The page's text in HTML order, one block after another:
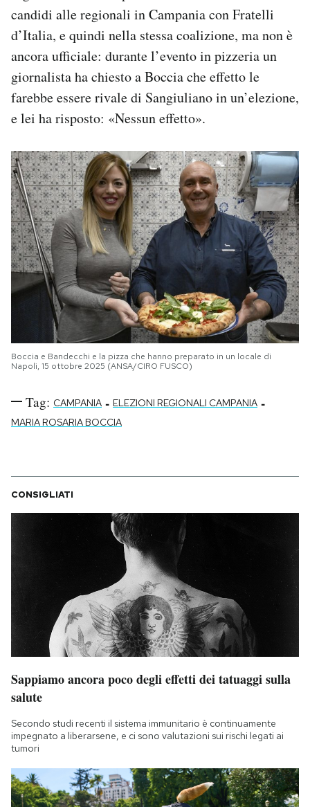
candidi alle regionali in Campania con Fratelli
d’Italia, e quindi nella stessa coalizione, ma non è
ancora ufficiale: durante l’evento in pizzeria un
giornalista ha chiesto a Boccia che effetto le
farebbe essere rivale di Sangiuliano in un’elezione,
e lei ha risposto: «Nessun effetto».
Boccia e Bandecchi e la pizza che hanno preparato in un locale di
Napoli, 15 ottobre 2025 (ANSA/CIRO FUSCO)
Tag: CAMPANIA - ELEZIONI REGIONALI CAMPANIA -
MARIA ROSARIA BOCCIA
CONSIGLIATI
Sappiamo ancora poco degli effetti dei tatuaggi sulla
salute
Secondo studi recenti il sistema immunitario è continuamente
impegnato a liberarsene, e ci sono valutazioni sui rischi legati ai
tumori